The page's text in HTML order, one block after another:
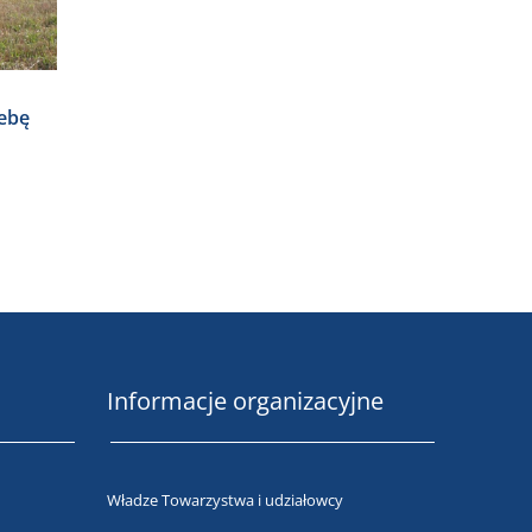
Informacje organizacyjne
Władze Towarzystwa i udziałowcy